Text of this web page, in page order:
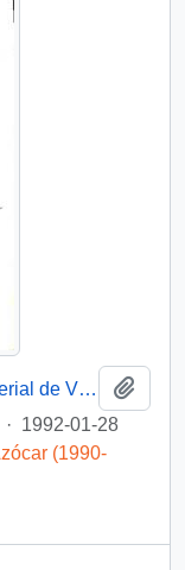
[Carta del Secretario Regional Ministerial de Vivienda y Urbanismo dirigida al Jefe de Gabinete Presidencial, referente a informe de gestión]
· 1992-01-28
(1990-